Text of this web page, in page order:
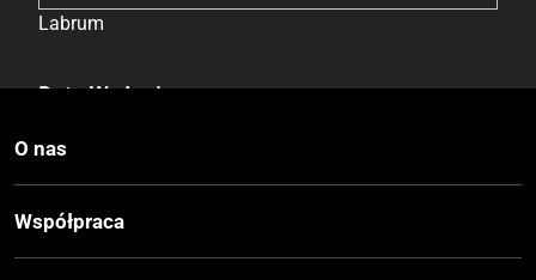
Labrum
Data Wydania
Wydanie
O nas
Współpraca